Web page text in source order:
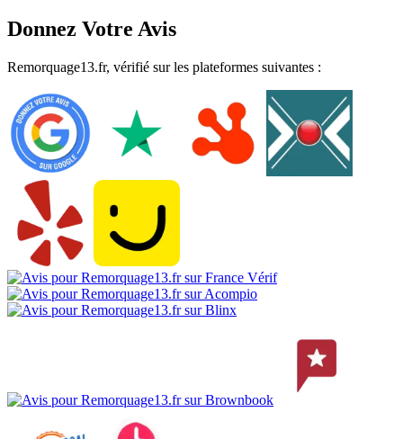
Donnez Votre Avis
Remorquage13.fr, vérifié sur les plateformes suivantes :